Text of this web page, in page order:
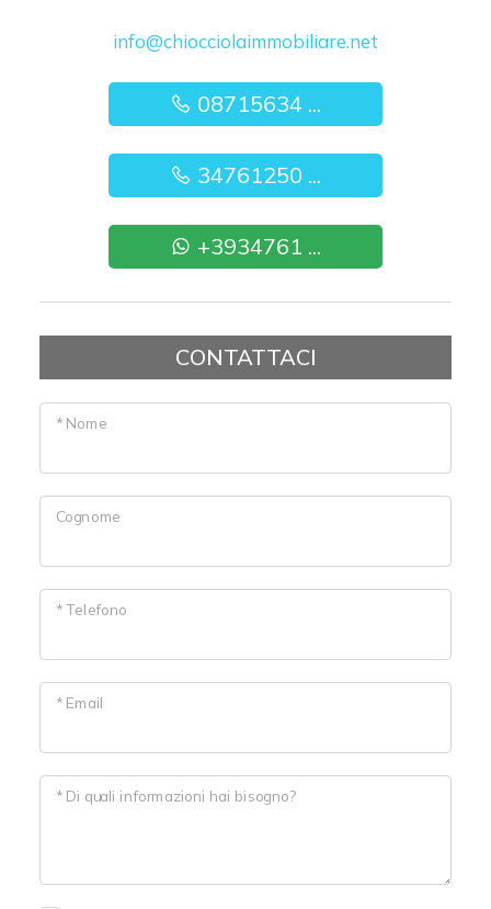
info@chiocciolaimmobiliare.net
08715634 ...
34761250 ...
+3934761 ...
CONTATTACI
* Nome
Cognome
* Telefono
* Email
* Di quali informazioni hai bisogno?